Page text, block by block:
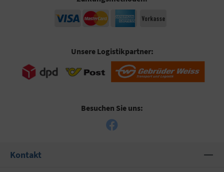
Unsere Logistikpartner:
Besuchen Sie uns:
Kontakt